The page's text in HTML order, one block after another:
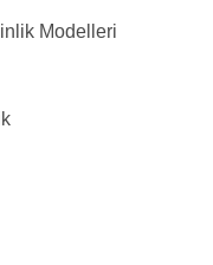
Modelleri